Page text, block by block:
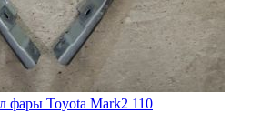
фары Toyota Mark2 110